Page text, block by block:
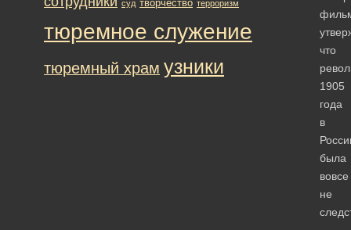
что
1905
года
в
была
вовсе
не
суд творчество терроризм
тюремное служение
тюремный храм узники